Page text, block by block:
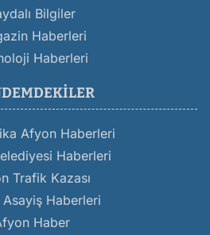
Bilgiler
Haberleri
Haberleri
Afyon Haberleri
Haberleri
Trafik Kazası
Haberleri
Haber